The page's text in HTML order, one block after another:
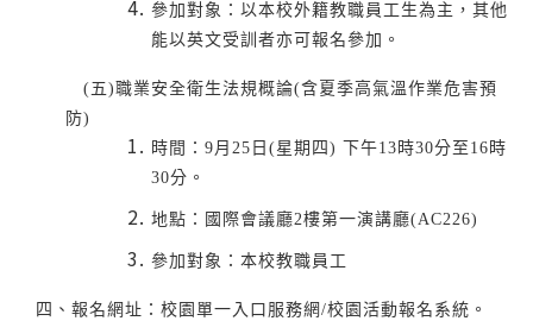
參加對象：以本校外籍教職員工生為主，其他
能以英文受訓者亦可報名參加。
(五)職業安全衛生法規概論(含夏季高氣溫作業危害預
防)
時間：9月25日(星期四) 下午13時30分至16時
30分。
地點：國際會議廳2樓第一演講廳(AC226)
參加對象：本校教職員工
四、報名網址：校園單一入口服務網/校園活動報名系統。